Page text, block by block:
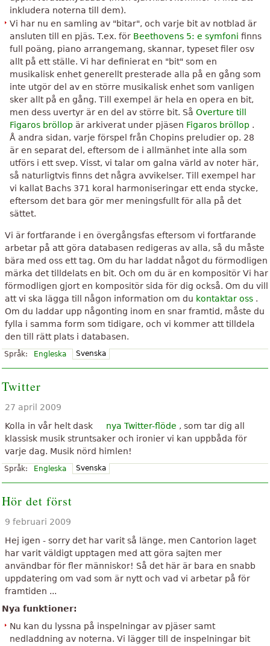
inkludera noterna till dem).
Vi har nu en samling av "bitar", och varje bit av notblad är
ansluten till en pjäs. T.ex. för Beethovens 5: e symfoni finns
full poäng, piano arrangemang, skannar, typeset filer osv
allt på ett ställe. Vi har definierat en "bit" som en
musikalisk enhet generellt presterade alla på en gång som
inte utgör del av en större musikalisk enhet som vanligen
sker allt på en gång. Till exempel är hela en opera en bit,
men dess uvertyr är en del av större bit. Så Overture till
Figaros bröllop är arkiverat under pjäsen Figaros bröllop .
Å andra sidan, varje förspel från Chopins preludier op. 28
är en separat del, eftersom de i allmänhet inte alla som
utförs i ett svep. Visst, vi talar om galna värld av noter här,
så naturligtvis finns det några avvikelser. Till exempel har
vi kallat Bachs 371 koral harmoniseringar ett enda stycke,
eftersom det bara gör mer meningsfullt för alla på det
sättet.
Vi är fortfarande i en övergångsfas eftersom vi fortfarande
arbetar på att göra databasen redigeras av alla, så du måste
bära med oss ​​ett tag. Om du har laddat något du förmodligen
märka det tilldelats en bit. Och om du är en kompositör Vi har
förmodligen gjort en kompositör sida för dig också. Om du vill
att vi ska lägga till någon information om du kontaktar oss .
Om du laddar upp någonting inom en snar framtid, måste du
fylla i samma form som tidigare, och vi kommer att tilldela
den till rätt plats i databasen.
Språk: Engleska Svenska
Twitter
27 april 2009
Kolla in vår helt dask
nya Twitter-flöde , som tar dig all
klassisk musik struntsaker och ironier vi kan uppbåda för
varje dag. Musik nörd himlen!
Språk: Engleska Svenska
Hör det först
9 februari 2009
Hej igen - sorry det har varit så länge, men Cantorion laget
har varit väldigt upptagen med att göra sajten mer
användbar för fler människor! Så det här är bara en snabb
uppdatering om vad som är nytt och vad vi arbetar på för
framtiden ...
Nya funktioner:
Nu kan du lyssna på inspelningar av pjäser samt
nedladdning av noterna. Vi lägger till de inspelningar bit